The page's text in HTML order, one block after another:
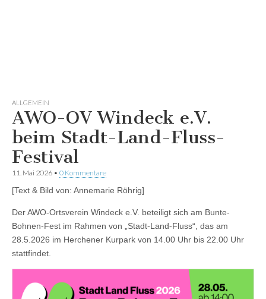
ALLGEMEIN
AWO-OV Windeck e.V.
beim Stadt-Land-Fluss-
Festival
11. Mai 2026 • 0 Kommentare
[Text & Bild von: Annemarie Röhrig]
Der AWO-Ortsverein Windeck e.V. beteiligt sich am Bunte-
Bohnen-Fest im Rahmen von „Stadt-Land-Fluss“, das am
28.5.2026 im Herchener Kurpark von 14.00 Uhr bis 22.00 Uhr
stattfindet.